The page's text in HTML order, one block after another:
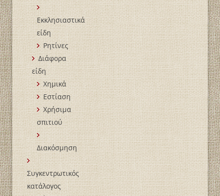
Εκκλησιαστικά
είδη
Ρητίνες
Διάφορα
είδη
Χημικά
Εστίαση
Χρήσιμα
σπιτιού
Διακόσμηση
Συγκεντρωτικός
κατάλογος